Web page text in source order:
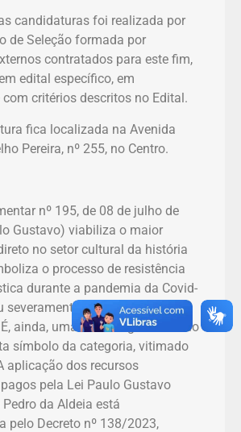
candidaturas foi realizada por
de Seleção formada por
contratados para este fim,
edital específico, em
critérios descritos no Edital.
fica localizada na Avenida
Pereira, nº 255, no Centro.
nº 195, de 08 de julho de
Gustavo) viabiliza o maior
no setor cultural da história
o processo de resistência
durante a pandemia da Covid-
severamente as atividades do
ainda, uma homenagem a Paulo
símbolo da categoria, vitimado
aplicação dos recursos
pela Lei Paulo Gustavo
da Aldeia está
pelo Decreto nº 138/2023,